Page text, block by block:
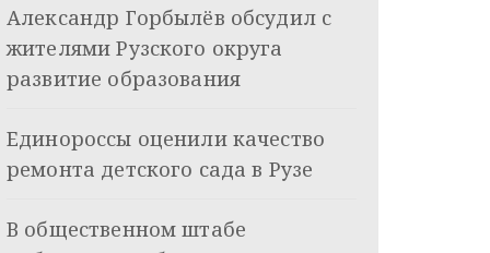
Александр Горбылёв обсудил с
жителями Рузского округа
развитие образования
Единороссы оценили качество
ремонта детского сада в Рузе
В общественном штабе